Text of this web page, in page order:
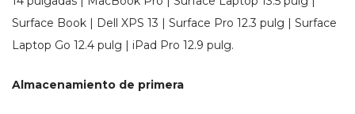
Surface Book | Dell XPS 13 | Surface Pro 12.3 pulg | Surface
Laptop Go 12.4 pulg | iPad Pro 12.9 pulg.
Almacenamiento de primera